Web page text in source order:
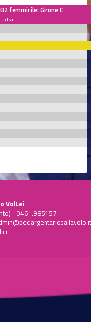
B2 femminile: Girone C
VolLei
- 0461.985157